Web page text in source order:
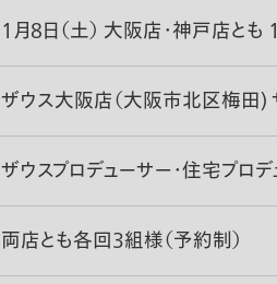
1月8日（土） 大阪店・神戸店と
ザウス大阪店（大阪市北区梅田
ザウスプロデューサー・住宅プロ
両店とも各回3組様（予約制）